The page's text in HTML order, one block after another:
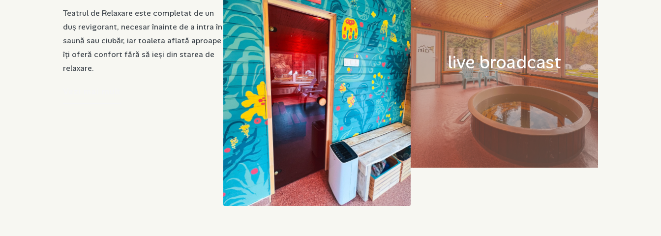
Teatrul de Relaxare este completat de un
duș revigorant, necesar înainte de a intra în
saună sau ciubăr, iar toaleta aflată aproape
îți oferă confort fără să ieși din starea de
relaxare.
live broadcast